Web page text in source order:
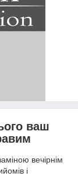
ваш
вечірнім
і